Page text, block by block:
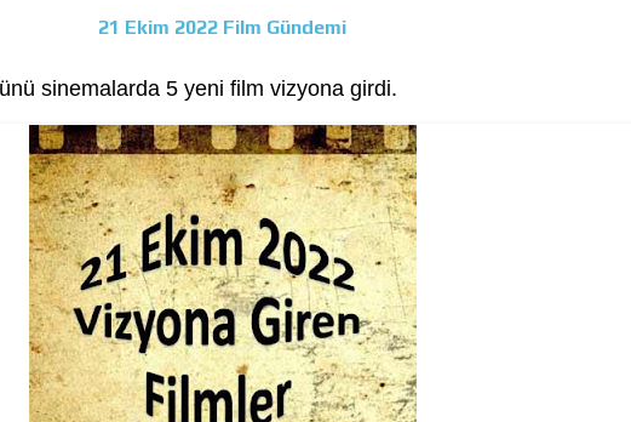
21 Ekim 2022 Film Gündemi
sinemalarda 5 yeni film vizyona girdi.